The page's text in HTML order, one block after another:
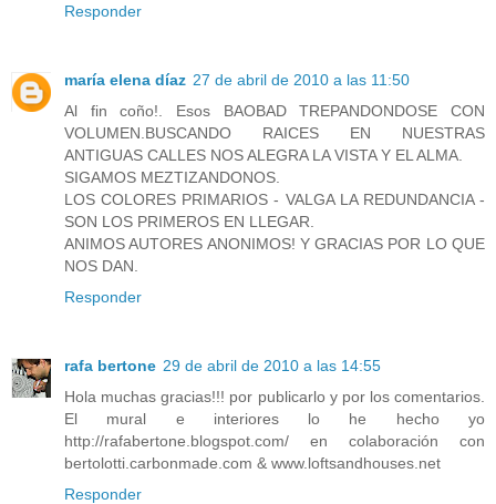
Responder
maría elena díaz 27 de abril de 2010 a las 11:50
Al fin coño!. Esos BAOBAD TREPANDONDOSE CON
VOLUMEN.BUSCANDO RAICES EN NUESTRAS
ANTIGUAS CALLES NOS ALEGRA LA VISTA Y EL ALMA.
SIGAMOS MEZTIZANDONOS.
LOS COLORES PRIMARIOS - VALGA LA REDUNDANCIA -
SON LOS PRIMEROS EN LLEGAR.
ANIMOS AUTORES ANONIMOS! Y GRACIAS POR LO QUE
NOS DAN.
Responder
rafa bertone 29 de abril de 2010 a las 14:55
Hola muchas gracias!!! por publicarlo y por los comentarios.
El mural e interiores lo he hecho yo
http://rafabertone.blogspot.com/ en colaboración con
bertolotti.carbonmade.com & www.loftsandhouses.net
Responder